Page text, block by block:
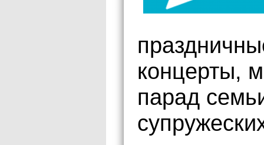
концерты,
парад